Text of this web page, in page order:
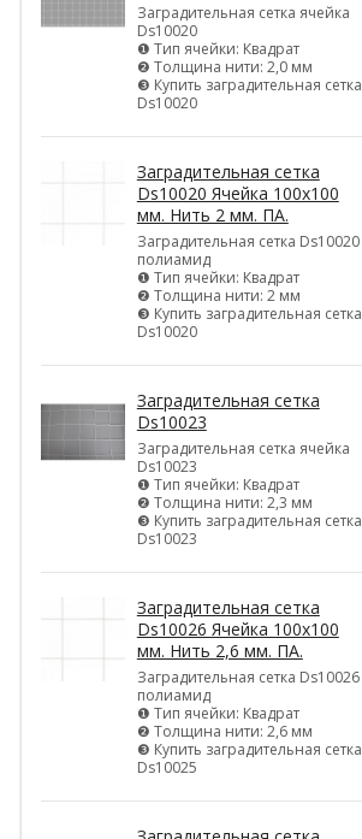
Заградительная сетка ячейка
Ds10020
❶ Тип ячейки: Квадрат
❷ Толщина нити: 2,0 мм
❸ Купить заградительная сетка
Ds10020
Заградительная сетка
Ds10020 Ячейка 100х100
мм. Нить 2 мм. ПА.
Заградительная сетка Ds10020
полиамид
❶ Тип ячейки: Квадрат
❷ Толщина нити: 2 мм
❸ Купить заградительная сетка
Ds10020
Заградительная сетка
Ds10023
Заградительная сетка ячейка
Ds10023
❶ Тип ячейки: Квадрат
❷ Толщина нити: 2,3 мм
❸ Купить заградительная сетка
Ds10023
Заградительная сетка
Ds10026 Ячейка 100х100
мм. Нить 2,6 мм. ПА.
Заградительная сетка Ds10026
полиамид
❶ Тип ячейки: Квадрат
❷ Толщина нити: 2,6 мм
❸ Купить заградительная сетка
Ds10025